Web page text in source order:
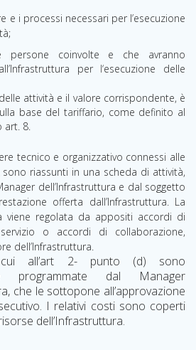
e i processi necessari per l’esecuzione
persone coinvolte e che avranno
per l‘esecuzione delle
attività e il valore corrispondente, è
base del tariffario, come definito al
art. 8.
tecnico e organizzativo connessi alle
riassunti in una scheda di attività,
dell’Infrastruttura e dal soggetto
offerta dall’Infrastruttura. La
viene regolata da appositi accordi di
o accordi di collaborazione,
dell’Infrastruttura.
all’art 2- punto (d) sono
programmate dal Manager
che le sottopone all’approvazione
I relativi costi sono coperti
dell’Infrastruttura.